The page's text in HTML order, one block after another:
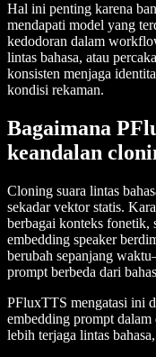
Hal ini penting karena
mendapati model yang
kedodoran dalam
lintas bahasa, atau
konsisten menjaga
kondisi rekaman.
Bagaimana
keandalan
Cloning suara lintas
sekadar vektor statis.
berbagai konteks fonetik,
embedding speaker
berubah sepanjang
prompt berbeda dari
PFluxTTS mengatasi ini
embedding prompt
lebih terjaga lintas